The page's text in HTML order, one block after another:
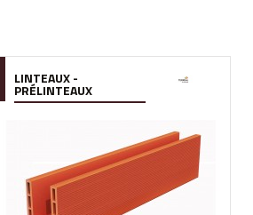
LINTEAUX -
PRÉLINTEAUX